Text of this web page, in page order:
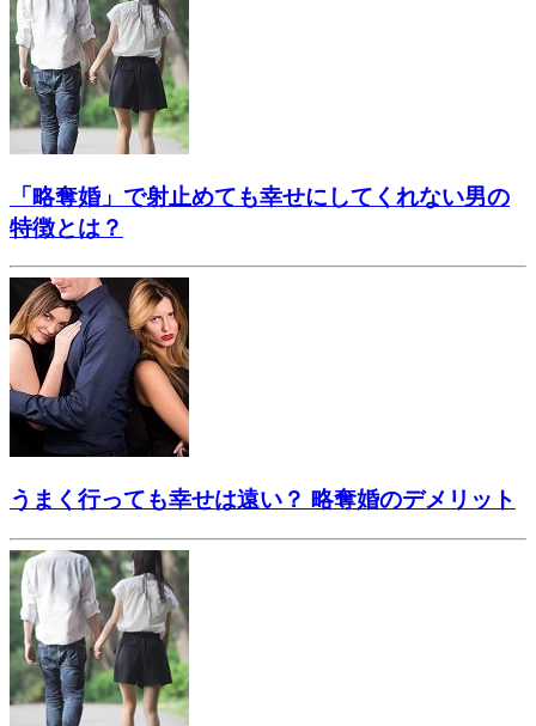
「略奪婚」で射止めても幸せにしてくれない男の
特徴とは？
うまく行っても幸せは遠い？ 略奪婚のデメリット